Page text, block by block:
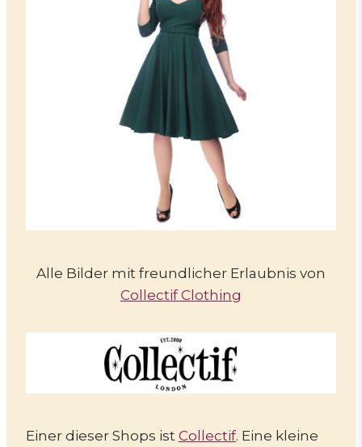
Alle Bilder mit freundlicher Erlaubnis von
Collectif Clothing
Einer dieser Shops ist Collectif. Eine kleine